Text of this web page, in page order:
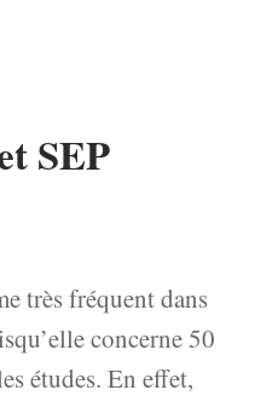
SEP
très fréquent dans
concerne 50
études. En effet,